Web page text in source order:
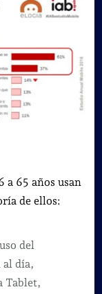
a 65 años usan
de ellos:
del
al día,
Tablet,